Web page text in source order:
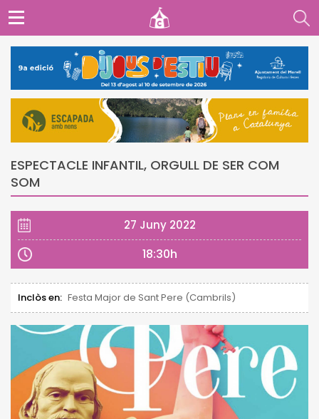
ESPECTACLE INFANTIL, ORGULL DE SER COM
SOM
27 Juny 2022
18:30h
Inclòs en: Festa Major de Sant Pere (Cambrils)